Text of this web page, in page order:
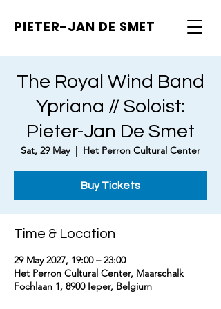
PIETER-JAN DE SMET
The Royal Wind Band
Ypriana // Soloist:
Pieter-Jan De Smet
Sat, 29 May
  |
Het Perron Cultural Center
Buy Tickets
Time & Location
29 May 2027, 19:00 – 23:00
Het Perron Cultural Center, Maarschalk
Fochlaan 1, 8900 Ieper, Belgium